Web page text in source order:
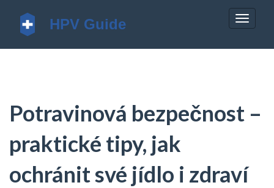
Potravinová bezpečnost –
praktické tipy, jak
ochránit své jídlo i zdraví